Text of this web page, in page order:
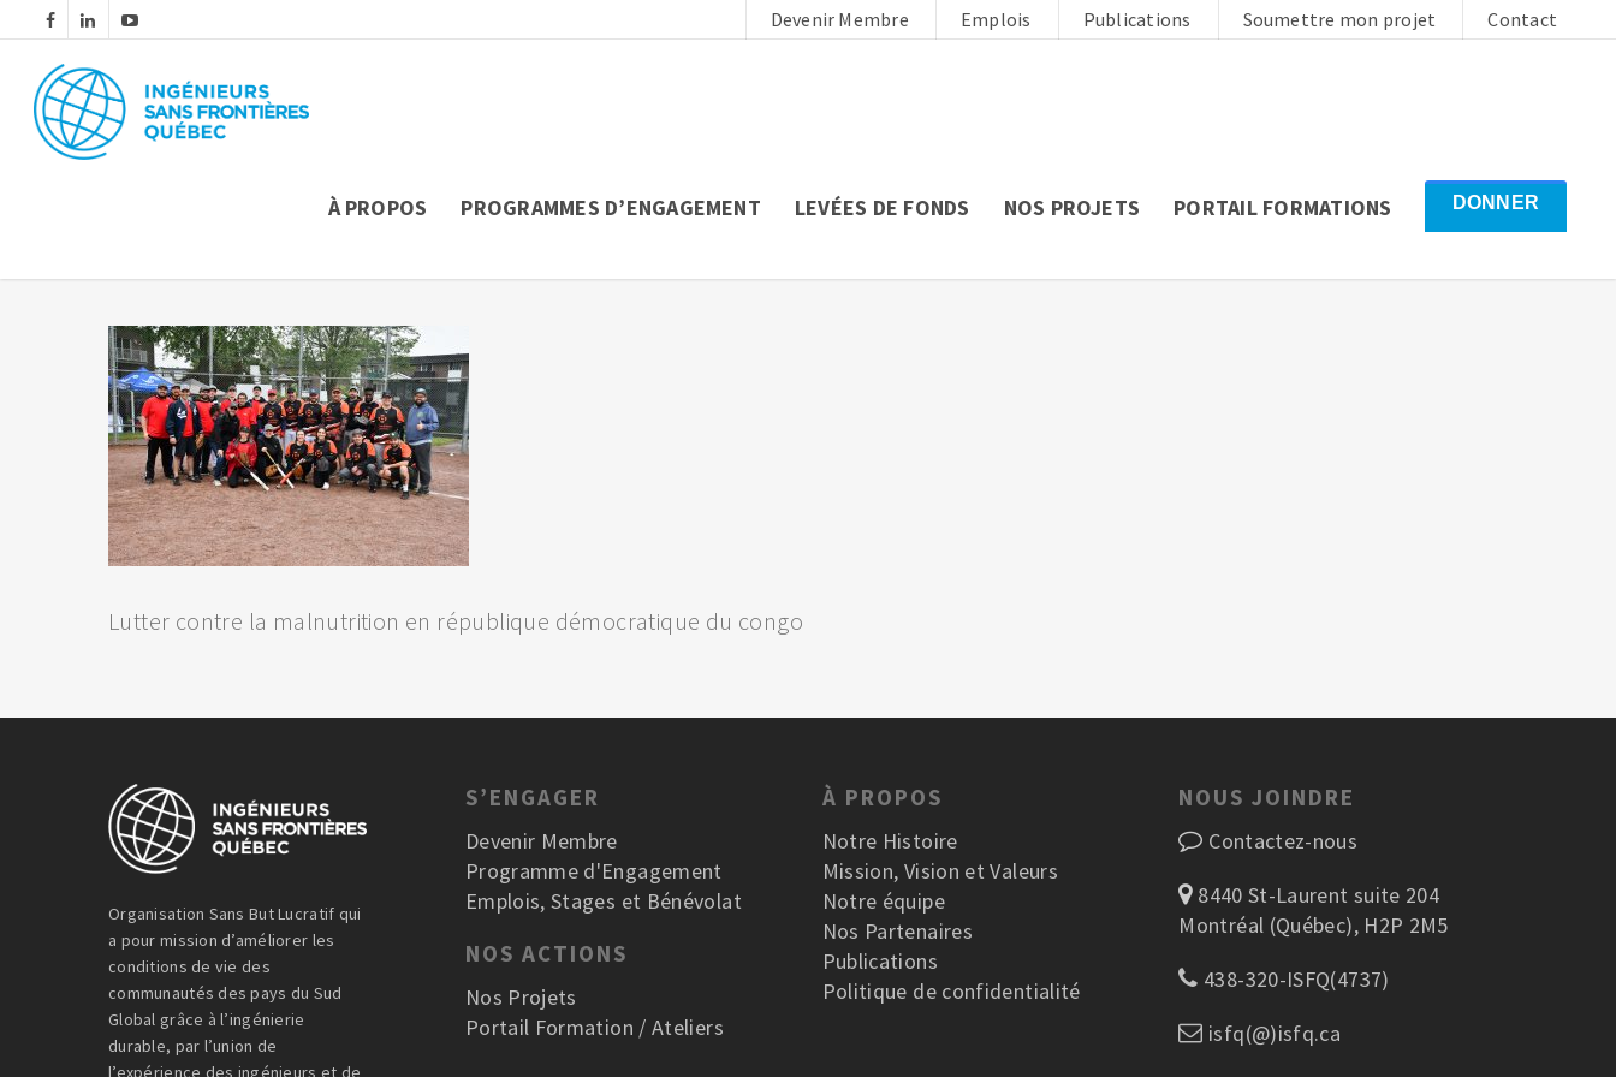
Devenir Membre Emplois Publications Soumettre mon projet Contact
À PROPOS PROGRAMMES D’ENGAGEMENT LEVÉES DE FONDS NOS PROJETS PORTAIL FORMATIONS DONNER
Lutter contre la malnutrition en république démocratique du congo
Organisation Sans But Lucratif qui
a pour mission d’améliorer les
conditions de vie des
communautés des pays du Sud
Global grâce à l’ingénierie
durable, par l’union de
l’expérience des ingénieurs et de
S’ENGAGER
Devenir Membre
Programme d'Engagement
Emplois, Stages et Bénévolat
NOS ACTIONS
Nos Projets
Portail Formation / Ateliers
À PROPOS
Notre Histoire
Mission, Vision et Valeurs
Notre équipe
Nos Partenaires
Publications
Politique de confidentialité
NOUS JOINDRE
Contactez-nous
8440 St-Laurent suite 204
Montréal (Québec), H2P 2M5
438-320-ISFQ(4737)
isfq(@)isfq.ca